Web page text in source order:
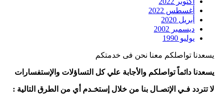
أغسطس 2022
أبريل 2020
ديسمبر 2002
يوليو 1990
يسعدنا تواصلكم معنا نحن فى خدمتكم
يسعدنا دائماً تواصلكم والأجابة علي كل التساؤلات والإستفسارات
لا تتردد فـي الإتصـال بنا من خلال إستخـدم أي من الطرق التالية :